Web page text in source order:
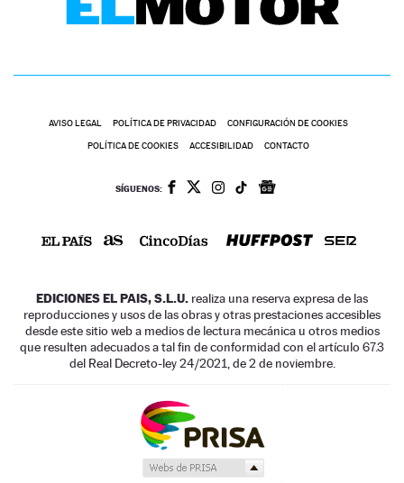
AVISO LEGAL POLÍTICA DE PRIVACIDAD CONFIGURACIÓN DE COOKIES
POLÍTICA DE COOKIES ACCESIBILIDAD CONTACTO
SÍGUENOS:
EDICIONES EL PAIS, S.L.U. realiza una reserva expresa de las
reproducciones y usos de las obras y otras prestaciones accesibles
desde este sitio web a medios de lectura mecánica u otros medios
que resulten adecuados a tal fin de conformidad con el artículo 67.3
del Real Decreto-ley 24/2021, de 2 de noviembre.